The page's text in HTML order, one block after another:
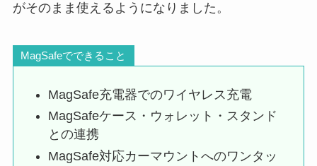
がそのまま使えるようになりました。
MagSafeでできること
MagSafe充電器でのワイヤレス充電
MagSafeケース・ウォレット・スタンド
との連携
MagSafe対応カーマウントへのワンタッ